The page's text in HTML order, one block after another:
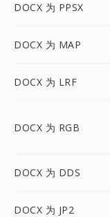
DOCX 为 PPSX
DOCX 为 MAP
DOCX 为 LRF
DOCX 为 RGB
DOCX 为 DDS
DOCX 为 JP2